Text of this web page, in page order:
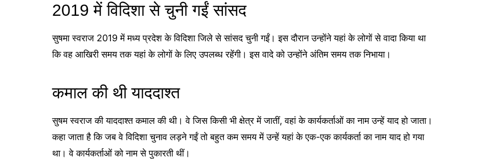
2019 में विदिशा से चुनी गईं सांसद
सुषमा स्वराज 2019 में मध्य प्रदेश के विदिशा जिले से सांसद चुनी गईं। इस दौरान उन्होंने यहां के लोगों से वादा किया था
कि वह आखिरी समय तक यहां के लोगों के लिए उपलब्ध रहेंगी। इस वादे को उन्होंने अंतिम समय तक निभाया।
कमाल की थी याददाश्त
सुषम स्वराज की याददाश्त कमाल की थी। वे जिस किसी भी क्षेत्र में जातीं, वहां के कार्यकर्ताओं का नाम उन्हें याद हो जाता।
कहा जाता है कि जब वे विदिशा चुनाव लड़ने गईं तो बहुत कम समय में उन्हें यहां के एक-एक कार्यकर्ता का नाम याद हो गया
था। वे कार्यकर्ताओं को नाम से पुकारती थीं।